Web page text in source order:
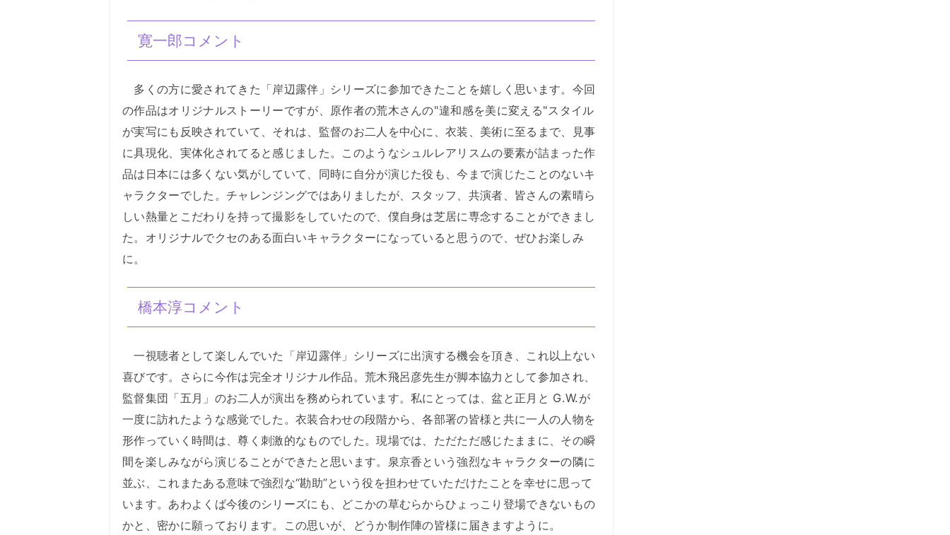
寛一郎コメント
多くの方に愛されてきた「岸辺露伴」シリーズに参加できたことを嬉しく思います。今回
の作品はオリジナルストーリーですが、原作者の荒木さんの"違和感を美に変える"スタイル
が実写にも反映されていて、それは、監督のお二人を中心に、衣装、美術に至るまで、見事
に具現化、実体化されてると感じました。このようなシュルレアリスムの要素が詰まった作
品は日本には多くない気がしていて、同時に自分が演じた役も、今まで演じたことのないキ
ャラクターでした。チャレンジングではありましたが、スタッフ、共演者、皆さんの素晴ら
しい熱量とこだわりを持って撮影をしていたので、僕自身は芝居に専念することができまし
た。オリジナルでクセのある面白いキャラクターになっていると思うので、ぜひお楽しみ
に。
橋本淳コメント
一視聴者として楽しんでいた「岸辺露伴」シリーズに出演する機会を頂き、これ以上ない
喜びです。さらに今作は完全オリジナル作品。荒木飛呂彦先生が脚本協力として参加され、
監督集団「五月」のお二人が演出を務められています。私にとっては、盆と正月と G.W.が
一度に訪れたような感覚でした。衣装合わせの段階から、各部署の皆様と共に一人の人物を
形作っていく時間は、尊く刺激的なものでした。現場では、ただただ感じたままに、その瞬
間を楽しみながら演じることができたと思います。泉京香という強烈なキャラクターの隣に
並ぶ、これまたある意味で強烈な“勘助”という役を担わせていただけたことを幸せに思って
います。あわよくば今後のシリーズにも、どこかの草むらからひょっこり登場できないもの
かと、密かに願っております。この思いが、どうか制作陣の皆様に届きますように。